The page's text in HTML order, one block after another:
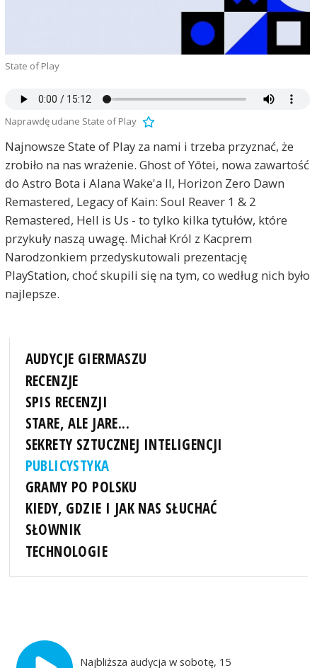
State of Play
Naprawdę udane State of Play
Najnowsze State of Play za nami i trzeba przyznać, że
zrobiło na nas wrażenie. Ghost of Yōtei, nowa zawartość
do Astro Bota i Alana Wake'a II, Horizon Zero Dawn
Remastered, Legacy of Kain: Soul Reaver 1 & 2
Remastered, Hell is Us - to tylko kilka tytułów, które
przykuły naszą uwagę. Michał Król z Kacprem
Narodzonkiem przedyskutowali prezentację
PlayStation, choć skupili się na tym, co według nich było
najlepsze.
AUDYCJE GIERMASZU
RECENZJE
SPIS RECENZJI
STARE, ALE JARE...
SEKRETY SZTUCZNEJ INTELIGENCJI
PUBLICYSTYKA
GRAMY PO POLSKU
KIEDY, GDZIE I JAK NAS SŁUCHAĆ
SŁOWNIK
TECHNOLOGIE
Najbliższa audycja w sobotę, 15